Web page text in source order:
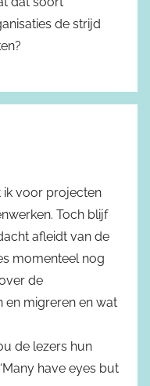
de strijd
ik voor projecten
Toch blijf
afleidt van de
momenteel nog
de
en migreren en wat
de lezers hun
have eyes but